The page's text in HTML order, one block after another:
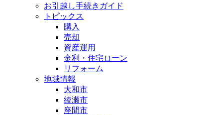
お引越し手続きガイド
トピックス
購入
売却
資産運用
金利・住宅ローン
リフォーム
地域情報
大和市
綾瀬市
座間市